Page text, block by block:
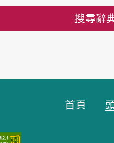
搜尋辭
首頁